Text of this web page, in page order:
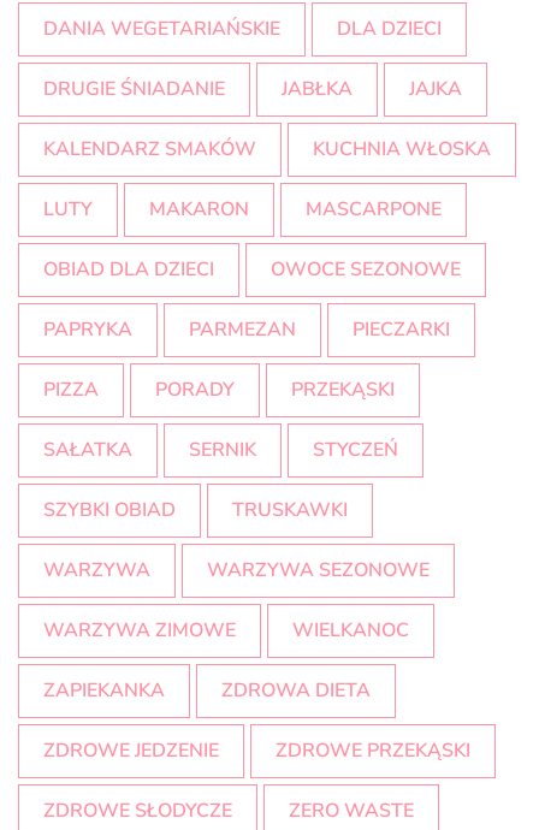
DANIA WEGETARIAŃSKIE DLA DZIECI
DRUGIE ŚNIADANIE JABŁKA JAJKA
KALENDARZ SMAKÓW KUCHNIA WŁOSKA
LUTY MAKARON MASCARPONE
OBIAD DLA DZIECI OWOCE SEZONOWE
PAPRYKA PARMEZAN PIECZARKI
PIZZA PORADY PRZEKĄSKI
SAŁATKA SERNIK STYCZEŃ
SZYBKI OBIAD TRUSKAWKI
WARZYWA WARZYWA SEZONOWE
WARZYWA ZIMOWE WIELKANOC
ZAPIEKANKA ZDROWA DIETA
ZDROWE JEDZENIE ZDROWE PRZEKĄSKI
ZDROWE SŁODYCZE ZERO WASTE